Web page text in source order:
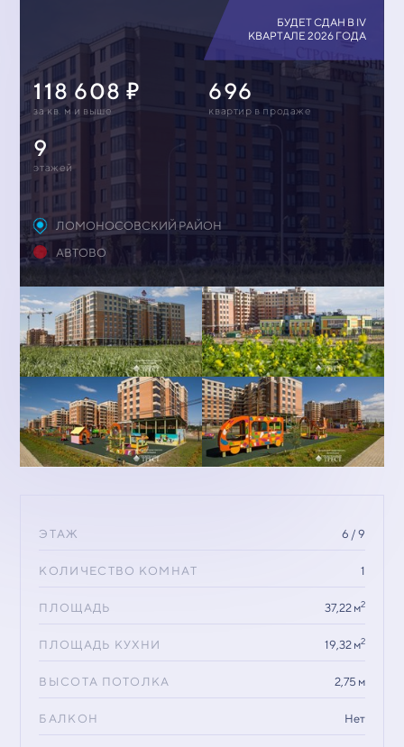
БУДЕТ СДАН В IV
КВАРТАЛЕ 2026 ГОДА
118 608
за кв. м и выше
696
квартир в продаже
9
этажей
ЛОМОНОСОВСКИЙ РАЙОН
АВТОВО
ЭТАЖ 6 / 9
КОЛИЧЕСТВО КОМНАТ 1
ПЛОЩАДЬ 37,22 м2
ПЛОЩАДЬ КУХНИ 19,32 м2
ВЫСОТА ПОТОЛКА 2,75 м
БАЛКОН Нет